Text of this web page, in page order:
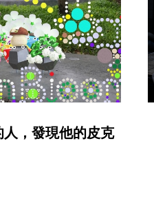
人，發現他的皮克